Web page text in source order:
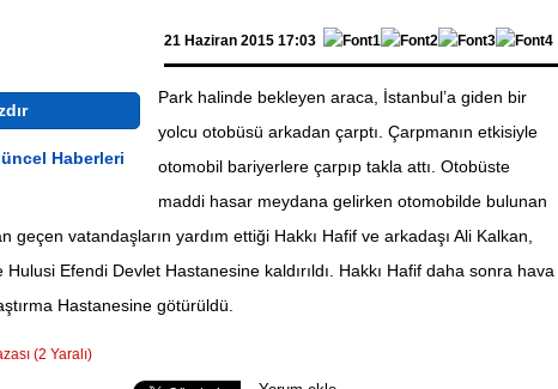
21 Haziran 2015 17:03
Park halinde bekleyen araca, İstanbul’a giden bir
yolcu otobüsü arkadan çarptı. Çarpmanın etkisiyle
otomobil bariyerlere çarpıp takla attı. Otobüste
maddi hasar meydana gelirken otomobilde bulunan
geçen vatandaşların yardım ettiği Hakkı Hafif ve arkadaşı Ali Kalkan,
Efendi Devlet Hastanesine kaldırıldı. Hakkı Hafif daha sonra hava
Hastanesine götürüldü.
(2 Yaralı)